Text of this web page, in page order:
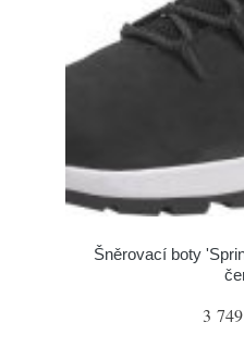
Šněrovací boty
3